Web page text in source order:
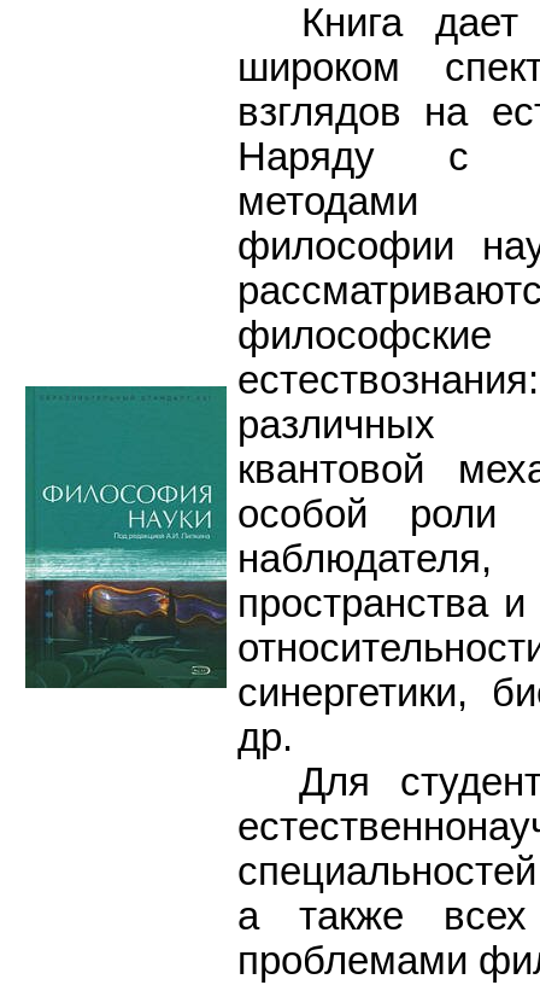
Книга дает
широком
взглядов на
Наряду с
методами
философии
различных
квантовой
особой роли
пространства
синергетики,
др.
Для
а также всех
проблемами